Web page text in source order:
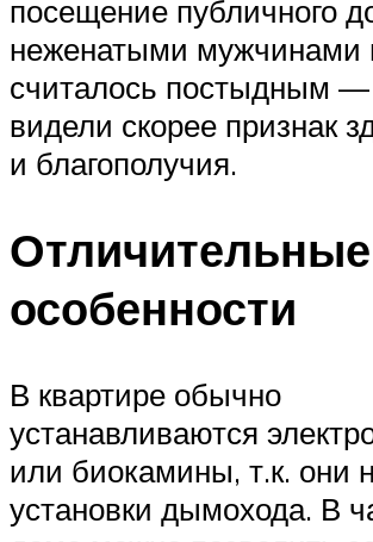
посещение публичного
неженатыми мужчинами
считалось постыдным —
видели скорее признак
и благополучия.
Отличительные
особенности
В квартире обычно
устанавливаются
или биокамины, т.к. они
установки дымохода. В